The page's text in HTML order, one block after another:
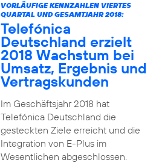
VORLÄUFIGE KENNZAHLEN VIERTES
QUARTAL UND GESAMTJAHR 2018:
Telefónica
Deutschland erzielt
2018 Wachstum bei
Umsatz, Ergebnis und
Vertragskunden
Im Geschäftsjahr 2018 hat
Telefónica Deutschland die
gesteckten Ziele erreicht und die
Integration von E-Plus im
Wesentlichen abgeschlossen.